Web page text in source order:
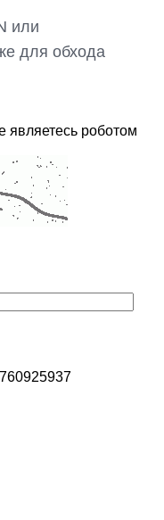
или
для обхода
являетесь роботом